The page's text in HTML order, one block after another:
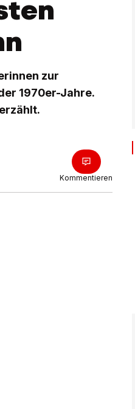
zur
1970er-Jahre.
Kommentieren